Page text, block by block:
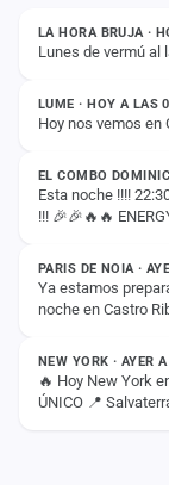
LA HORA BRUJA ·
Lunes de vermú al
ESTADO
LUME · HOY A LAS
Hoy nos vemos en
ESTADO
EL COMBO
Esta noche !!!!
!!! 🎉🎉🔥🔥
ESTADO
PARIS DE NOIA ·
Ya estamos
noche en Castro
ESTADO
NEW YORK · AYER
🔥 Hoy New York
ÚNICO 📍